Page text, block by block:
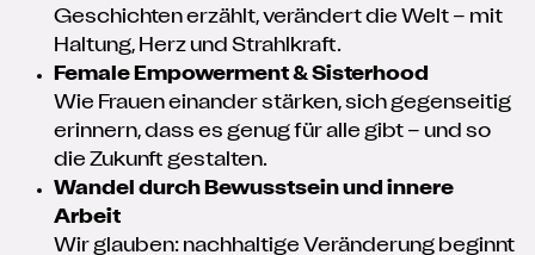
Geschichten erzählt, verändert die Welt – mit
Haltung, Herz und Strahlkraft.
Female Empowerment & Sisterhood
Wie Frauen einander stärken, sich gegenseitig
erinnern, dass es genug für alle gibt – und so
die Zukunft gestalten.
Wandel durch Bewusstsein und innere
Arbeit
Wir glauben: nachhaltige Veränderung beginnt